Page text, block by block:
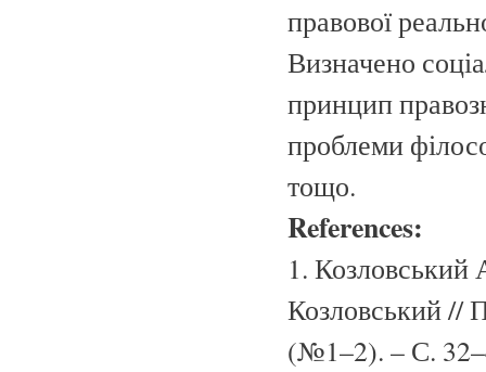
правової
Визначено
принцип
проблеми
тощо.
References:
1.
Козловський //
(№1–2). – С.